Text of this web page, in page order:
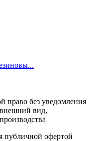
право без уведомления
внешний вид,
публичной офертой